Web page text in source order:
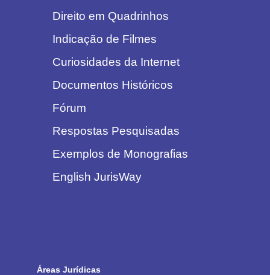
Direito em Quadrinhos
Indicação de Filmes
Curiosidades da Internet
Documentos Históricos
Fórum
Respostas Pesquisadas
Exemplos de Monografias
English JurisWay
Áreas Jurídicas